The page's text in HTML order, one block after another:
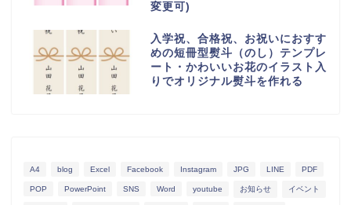
変更可)
入学祝、合格祝、お祝いにおすす
めの短冊型熨斗（のし）テンプレ
ート・かわいいお花のイラスト入
りでオリジナル熨斗を作れる
A4 blog Excel Facebook Instagram JPG LINE PDF
POP PowerPoint SNS Word youtube お知らせ イベント